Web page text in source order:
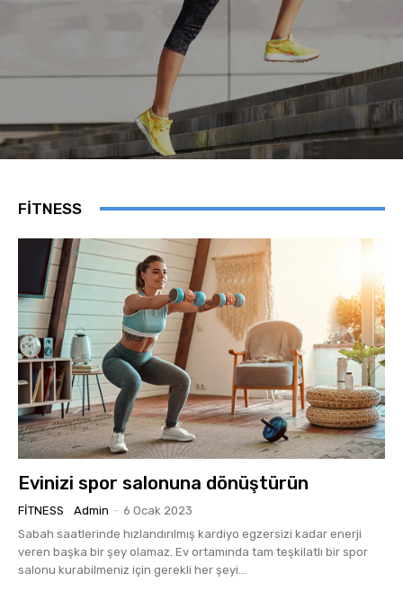
FITNESS
Evinizi spor salonuna dönüştürün
FITNESS Admin - 6 Ocak 2023
Sabah saatlerinde hızlandırılmış kardiyo egzersizi kadar enerji
veren başka bir şey olamaz. Ev ortamında tam teşkilatlı bir spor
salonu kurabilmeniz için gerekli her şeyi...